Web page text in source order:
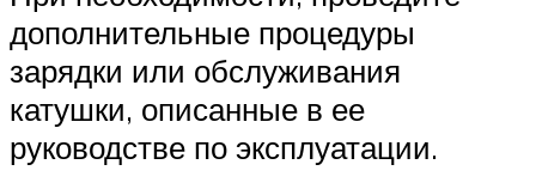
дополнительные процедуры
зарядки или обслуживания
катушки, описанные в ее
руководстве по эксплуатации.